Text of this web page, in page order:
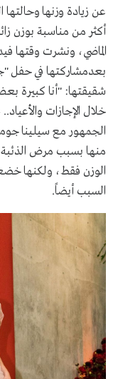
عن زيادة وزنها
أكثر من مناسبة بوزن
الماضي، ونشرت وقتها
بعدمشاركتها في حفل
شقيقتها: "أنا كبيرة
خلال الإجازات
الجمهور مع سيلينا
منها بسبب مرض الذئبة
الوزن فقط، ولكنها
السبب أيضاً.